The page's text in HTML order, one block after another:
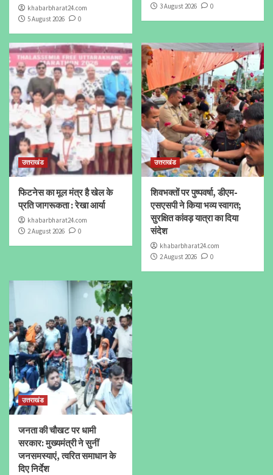
khabarbharat24.com
5 August 2026
0
3 August 2026
0
उत्तराखंड
फिटनेस का मूल मंत्र है खेल के
प्रति जागरूकता : रेखा आर्या
khabarbharat24.com
2 August 2026
0
उत्तराखंड
शिवभक्तों पर पुष्पवर्षा, डीएम-
एसएसपी ने किया भव्य स्वागत;
सुरक्षित कांवड़ यात्रा का दिया
संदेश
khabarbharat24.com
2 August 2026
0
उत्तराखंड
जनता की चौखट पर धामी
सरकार: मुख्यमंत्री ने सुनीं
जनसमस्याएं, त्वरित समाधान के
दिए निर्देश